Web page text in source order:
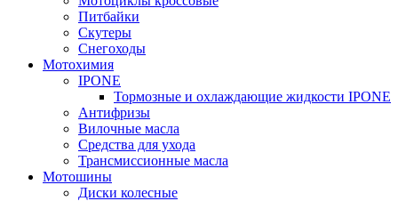
Питбайки
Скутеры
Снегоходы
Мотохимия
IPONE
Тормозные и охлаждающие жидкости IPONE
Антифризы
Вилочные масла
Средства для ухода
Трансмиссионные масла
Мотошины
Диски колесные